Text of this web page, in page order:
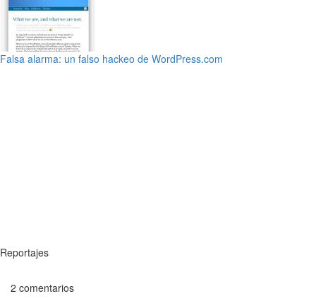
Falsa alarma: un falso hackeo de WordPress.com
Reportajes
2 comentarios